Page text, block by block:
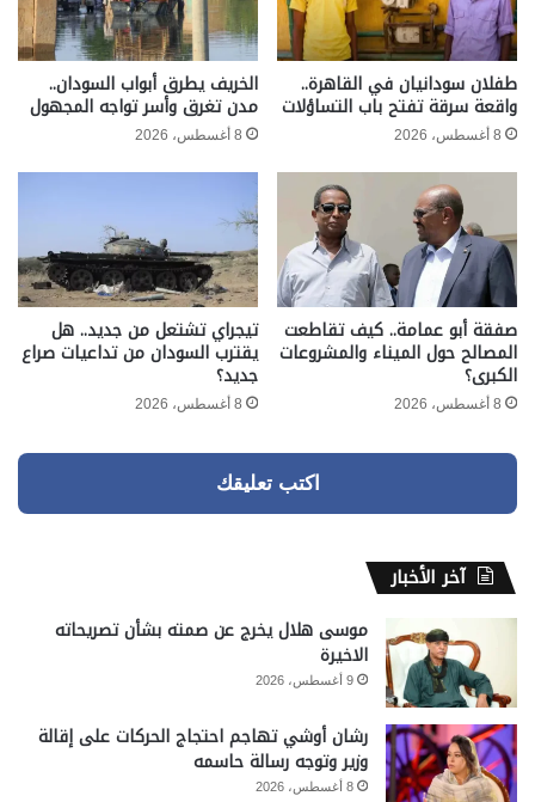
طفلان سودانيان في القاهرة..
واقعة سرقة تفتح باب التساؤلات
8 أغسطس، 2026
الخريف يطرق أبواب السودان..
مدن تغرق وأسر تواجه المجهول
8 أغسطس، 2026
صفقة أبو عمامة.. كيف تقاطعت
المصالح حول الميناء والمشروعات
الكبرى؟
8 أغسطس، 2026
تيجراي تشتعل من جديد.. هل
يقترب السودان من تداعيات صراع
جديد؟
8 أغسطس، 2026
اكتب تعليقك
آخر الأخبار
موسى هلال يخرج عن صمته بشأن تصريحاته
الاخيرة
9 أغسطس، 2026
رشان أوشي تهاجم احتجاج الحركات على إقالة
وزير وتوجه رسالة حاسمه
8 أغسطس، 2026